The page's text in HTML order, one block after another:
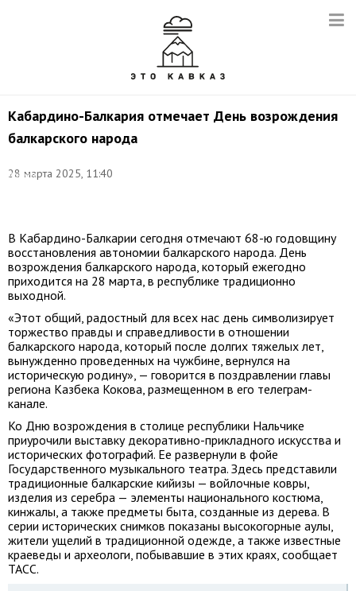
Кабардино-Балкария отмечает День возрождения
балкарского народа
28 марта 2025, 11:40
Артем
В Кабардино-Балкарии сегодня отмечают 68-ю годовщину
восстановления автономии балкарского народа. День
возрождения балкарского народа, который ежегодно
приходится на 28 марта, в республике традиционно
выходной.
«Этот общий, радостный для всех нас день символизирует
торжество правды и справедливости в отношении
балкарского народа, который после долгих тяжелых лет,
вынужденно проведенных на чужбине, вернулся на
историческую родину», — говорится в поздравлении главы
региона Казбека Кокова, размещенном в его телеграм-
канале.
Ко Дню возрождения в столице республики Нальчике
приурочили выставку декоративно-прикладного искусства и
исторических фотографий. Ее развернули в фойе
Государственного музыкального театра. Здесь представили
традиционные балкарские кийизы — войлочные ковры,
изделия из серебра — элементы национального костюма,
кинжалы, а также предметы быта, созданные из дерева. В
серии исторических снимков показаны высокогорные аулы,
жители ущелий в традиционной одежде, а также известные
краеведы и археологи, побывавшие в этих краях, сообщает
ТАСС.